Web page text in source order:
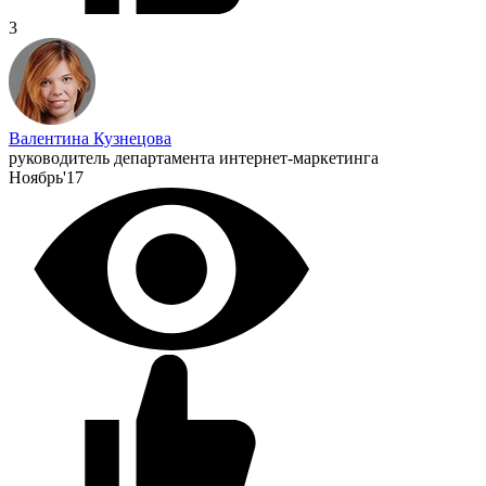
3
Валентина Кузнецова
руководитель департамента интернет-маркетинга
Ноябрь'17